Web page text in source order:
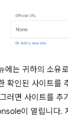
에는 귀하의 소유
확인된 사이트를
러면 사이트를 추
이 열립니다.